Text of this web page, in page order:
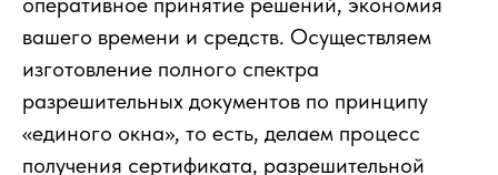
вашего времени и средств. Осуществляем
изготовление полного спектра
разрешительных документов по принципу
«единого окна», то есть, делаем процесс
получения сертификата, разрешительной